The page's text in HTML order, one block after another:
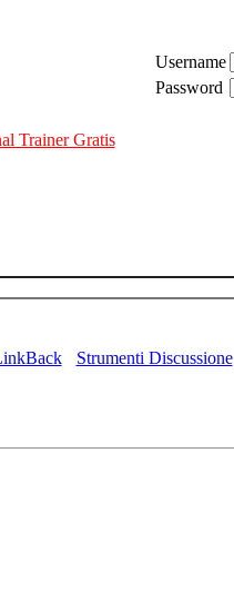
Username
Password
Trainer Gratis
Strumenti Discussione